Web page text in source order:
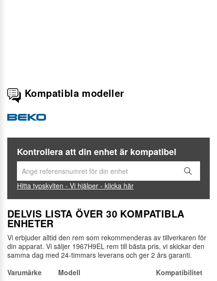
Kompatibla modeller
Kontrollera att din enhet är kompatibel
Hitta typskylten - Vi hjälper - klicka här
DELVIS LISTA ÖVER 30 KOMPATIBLA
ENHETER
Vi erbjuder alltid den rem som rekommenderas av tillverkaren för
din apparat. Vi säljer 1967H9EL rem till bästa pris, vi skickar den
samma dag med 24-timmars leverans och ger 2 års garanti.
Varumärke
Modell Kompatibilitet